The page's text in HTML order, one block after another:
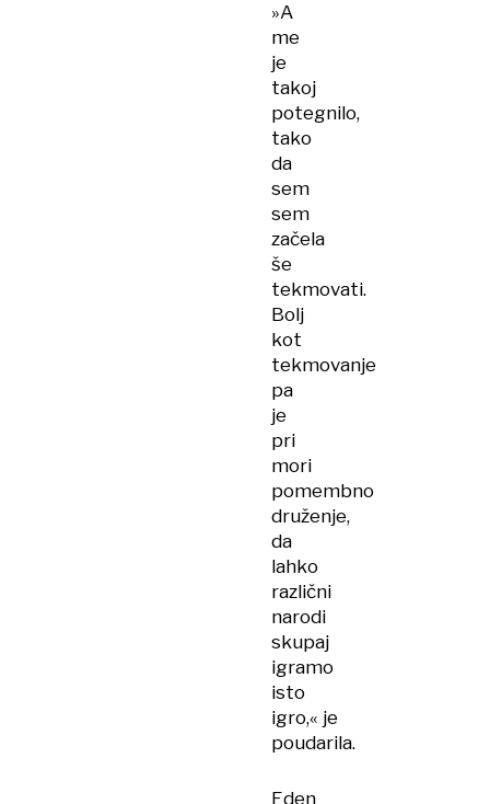
»A
me
je
takoj
potegnilo,
tako
da
sem
sem
začela
še
tekmovati.
Bolj
kot
tekmovanje
pa
je
pri
mori
pomembno
druženje,
da
lahko
različni
narodi
skupaj
igramo
isto
igro,« je
poudarila.
Eden